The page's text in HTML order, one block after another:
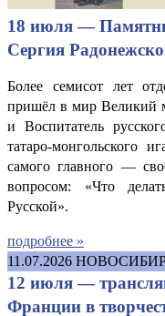
18 июля —
Сергия
Более семисот лет
пришёл в мир Великий
и Воспитатель
татаро-монгольского
самого главного —
вопросом: «Что
Русской».
подробнее »
11.07.2026
12 июля —
Франции в